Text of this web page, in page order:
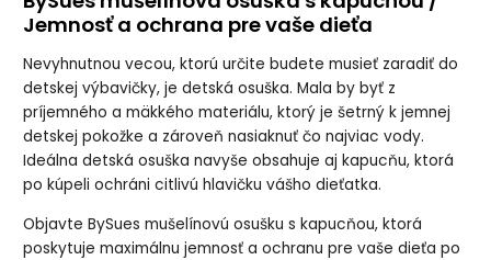
Jemnosť a ochrana pre vaše dieťa
Nevyhnutnou vecou, ktorú určite budete musieť zaradiť do
detskej výbavičky, je detská osuška. Mala by byť z
príjemného a mäkkého materiálu, ktorý je šetrný k jemnej
detskej pokožke a zároveň nasiaknuť čo najviac vody.
Ideálna detská osuška navyše obsahuje aj kapucňu, ktorá
po kúpeli ochráni citlivú hlavičku vášho dieťatka.
Objavte BySues mušelínovú osušku s kapucňou, ktorá
poskytuje maximálnu jemnosť a ochranu pre vaše dieťa po